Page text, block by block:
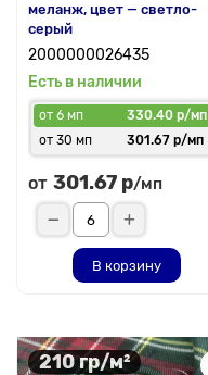
меланж, цвет — светло-
серый
2000000026435
Есть в наличии
от 6 мп
330.40 р/мп
от 30 мп
301.67 р/мп
от 301.67 р/мп
В корзину
210 гр/м²